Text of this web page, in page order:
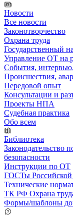
Новости
Все новости
Законотворчество
Охрана труда
Государственный
Управление ОТ на
События,
Происшествия,
Передовой опыт
Консультации и
Проекты НПА
Судебная практика
Обо всем
Библиотека
безопасности
Инструкции по ОТ
ГОСТы Российской
Технические
ТК РФ Охрана
Формы/шаблоны